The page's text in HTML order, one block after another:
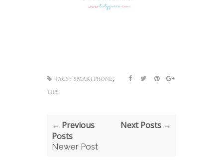
TAGS : SMARTPHONE,
TIPS
← Previous
Posts
Newer Post
Next Posts →